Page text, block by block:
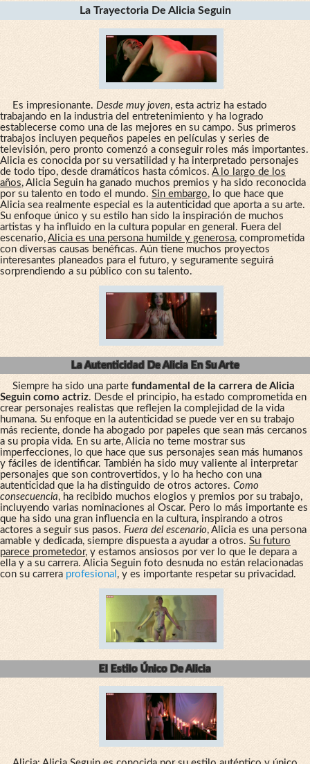
La Trayectoria De Alicia Seguin
Es impresionante. Desde muy joven, esta actriz ha estado
trabajando en la industria del entretenimiento y ha logrado
establecerse como una de las mejores en su campo. Sus primeros
trabajos incluyen pequeños papeles en películas y series de
televisión, pero pronto comenzó a conseguir roles más importantes.
Alicia es conocida por su versatilidad y ha interpretado personajes
de todo tipo, desde dramáticos hasta cómicos. A lo largo de los
años, Alicia Seguin ha ganado muchos premios y ha sido reconocida
por su talento en todo el mundo. Sin embargo, lo que hace que
Alicia sea realmente especial es la autenticidad que aporta a su arte.
Su enfoque único y su estilo han sido la inspiración de muchos
artistas y ha influido en la cultura popular en general. Fuera del
escenario, Alicia es una persona humilde y generosa, comprometida
con diversas causas benéficas. Aún tiene muchos proyectos
interesantes planeados para el futuro, y seguramente seguirá
sorprendiendo a su público con su talento.
La Autenticidad De Alicia En Su Arte
Siempre ha sido una parte fundamental de la carrera de Alicia
Seguin como actriz. Desde el principio, ha estado comprometida en
crear personajes realistas que reflejen la complejidad de la vida
humana. Su enfoque en la autenticidad se puede ver en su trabajo
más reciente, donde ha abogado por papeles que sean más cercanos
a su propia vida. En su arte, Alicia no teme mostrar sus
imperfecciones, lo que hace que sus personajes sean más humanos
y fáciles de identificar. También ha sido muy valiente al interpretar
personajes que son controvertidos, y lo ha hecho con una
autenticidad que la ha distinguido de otros actores. Como
consecuencia, ha recibido muchos elogios y premios por su trabajo,
incluyendo varias nominaciones al Oscar. Pero lo más importante es
que ha sido una gran influencia en la cultura, inspirando a otros
actores a seguir sus pasos. Fuera del escenario, Alicia es una persona
amable y dedicada, siempre dispuesta a ayudar a otros. Su futuro
parece prometedor, y estamos ansiosos por ver lo que le depara a
ella y a su carrera. Alicia Seguin foto desnuda no están relacionadas
con su carrera profesional , y es importante respetar su privacidad.
El Estilo Único De Alicia